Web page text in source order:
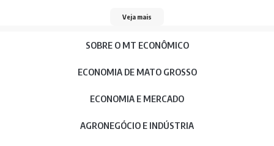
Veja mais
SOBRE O MT ECONÔMICO
ECONOMIA DE MATO GROSSO
ECONOMIA E MERCADO
AGRONEGÓCIO E INDÚSTRIA